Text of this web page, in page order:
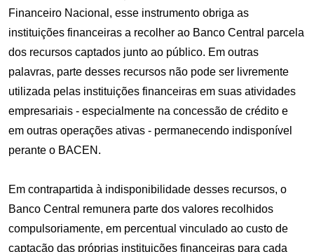
Financeiro Nacional, esse instrumento obriga as
instituições financeiras a recolher ao Banco Central parcela
dos recursos captados junto ao público. Em outras
palavras, parte desses recursos não pode ser livremente
utilizada pelas instituições financeiras em suas atividades
empresariais - especialmente na concessão de crédito e
em outras operações ativas - permanecendo indisponível
perante o BACEN.
Em contrapartida à indisponibilidade desses recursos, o
Banco Central remunera parte dos valores recolhidos
compulsoriamente, em percentual vinculado ao custo de
captação das próprias instituições financeiras para cada